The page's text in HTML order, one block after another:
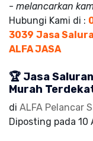
- melancarkan
Hubungi Kami di :
3039 Jasa
ALFA JASA
🏆 Jasa
Murah
di ALFA Pelancar
Diposting pada 10